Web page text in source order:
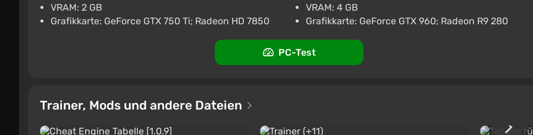
Unterstützung bei VGTimes
VRAM: 2 GB
Grafikkarte: GeForce GTX 750 Ti; Radeon HD 7850
VRAM: 4 GB
Grafikkarte: GeForce GTX 960; Radeon R9 280
PC-Test
Trainer, Mods und andere Dateien